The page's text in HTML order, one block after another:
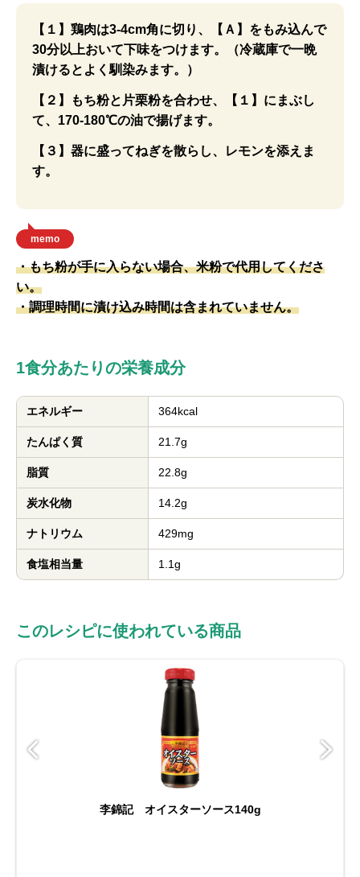
【１】鶏肉は3-4cm角に切り、【Ａ】をもみ込んで
30分以上おいて下味をつけます。（冷蔵庫で一晩
漬けるとよく馴染みます。）
【２】もち粉と片栗粉を合わせ、【１】にまぶし
て、170-180℃の油で揚げます。
【３】器に盛ってねぎを散らし、レモンを添えま
す。
memo
・もち粉が手に入らない場合、米粉で代用してくださ
い。
・調理時間に漬け込み時間は含まれていません。
1食分あたりの栄養成分
エネルギー 364kcal
たんぱく質 21.7g
脂質 22.8g
炭水化物 14.2g
ナトリウム 429mg
食塩相当量 1.1g
このレシピに使われている商品
李錦記 オイスターソース140g